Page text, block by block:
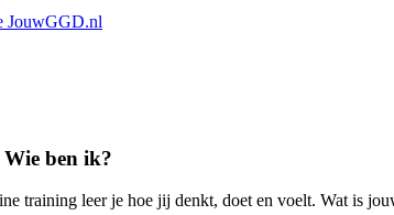
JouwGGD.nl
ben ik?
training leer je hoe jij denkt, doet en voelt. Wat is